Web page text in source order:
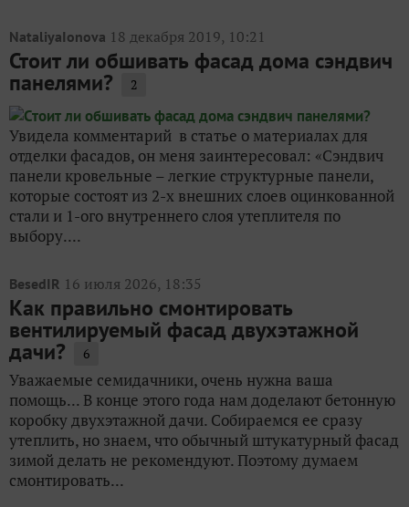
NataliyaIonova 18 декабря 2019, 10:21
Стоит ли обшивать фасад дома сэндвич
панелями? 2
Увидела комментарий в статье о материалах для
отделки фасадов, он меня заинтересовал: «Сэндвич
панели кровельные – легкие структурные панели,
которые состоят из 2-х внешних слоев оцинкованной
стали и 1-ого внутреннего слоя утеплителя по
выбору....
BesedIR 16 июля 2026, 18:35
Как правильно смонтировать
вентилируемый фасад двухэтажной
дачи? 6
Уважаемые семидачники, очень нужна ваша
помощь... В конце этого года нам доделают бетонную
коробку двухэтажной дачи. Собираемся ее сразу
утеплить, но знаем, что обычный штукатурный фасад
зимой делать не рекомендуют. Поэтому думаем
смонтировать...